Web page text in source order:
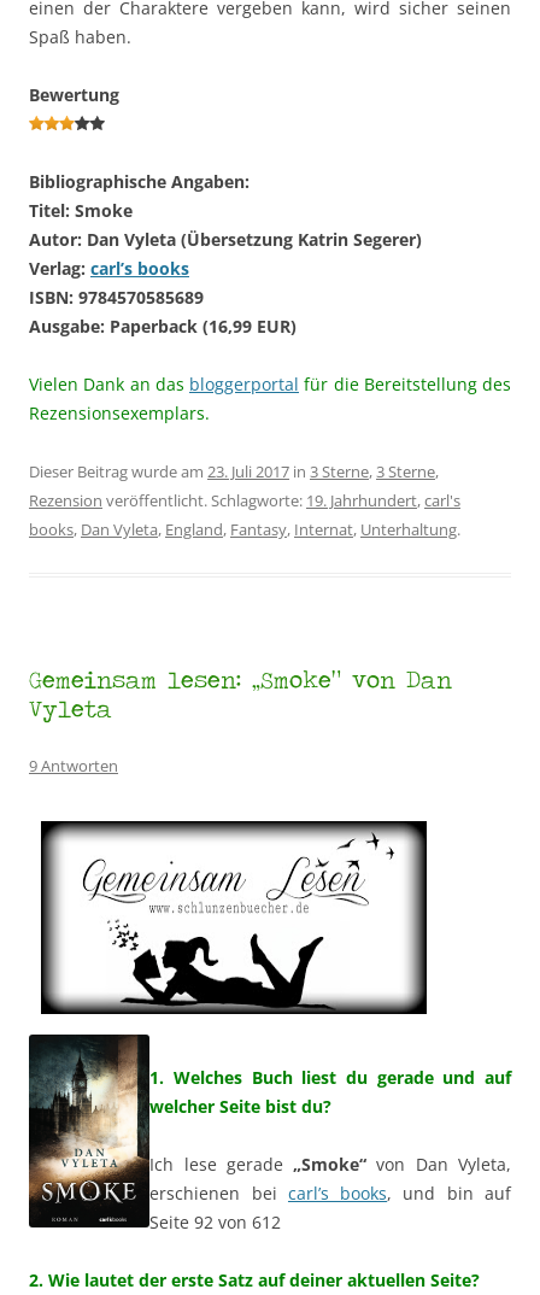
einen der Charaktere vergeben kann, wird sicher seinen
Spaß haben.
Bewertung
Bibliographische Angaben:
Titel: Smoke
Autor: Dan Vyleta (Übersetzung Katrin Segerer)
Verlag: carl’s books
ISBN: 9784570585689
Ausgabe: Paperback (16,99 EUR)
Vielen Dank an das bloggerportal für die Bereitstellung des
Rezensionsexemplars.
Dieser Beitrag wurde am 23. Juli 2017 in 3 Sterne,3 Sterne,
Rezension veröffentlicht. Schlagworte: 19. Jahrhundert,carl's
books, Dan Vyleta, England, Fantasy, Internat, Unterhaltung.
Gemeinsam lesen: „Smoke“ von Dan
Vyleta
9 Antworten
1. Welches Buch liest du gerade und auf
welcher Seite bist du?
Ich lese gerade „Smoke“ von Dan Vyleta,
erschienen bei carl’s books, und bin auf
Seite 92 von 612
2. Wie lautet der erste Satz auf deiner aktuellen Seite?